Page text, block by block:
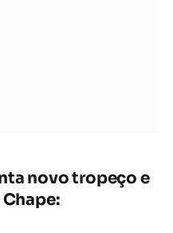
novo tropeço e